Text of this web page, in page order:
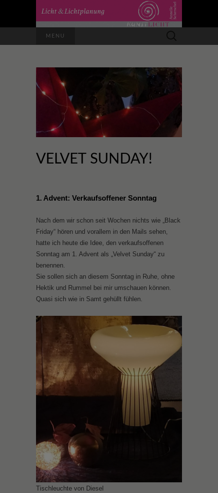
MENU
nach:
VELVET SUNDAY!
1. Advent: Verkaufsoffener Sonntag
Nach dem wir schon seit Wochen nichts wie „Black
Friday“ hören und vorallem in den Mails sehen,
hatte ich heute die Idee, den verkaufsoffenen
Sonntag am 1. Advent als „Velvet Sunday“ zu
benennen.
Sie sollen sich an diesem Sonntag in Ruhe, ohne
Hektik und Rummel bei mir umschauen können.
Quasi sich wie in Samt gehüllt fühlen.
Tischleuchte von Diesel